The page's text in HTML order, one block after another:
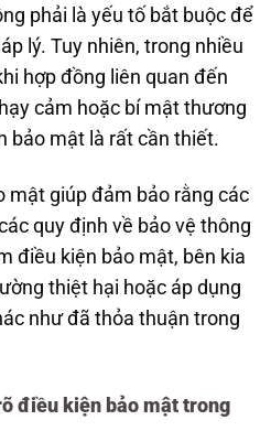
phải là yếu tố bắt buộc để
lý. Tuy nhiên, trong nhiều
hợp đồng liên quan đến
cảm hoặc bí mật thương
bảo mật là rất cần thiết.
mật giúp đảm bảo rằng các
quy định về bảo vệ thông
điều kiện bảo mật, bên kia
thiệt hại hoặc áp dụng
như đã thỏa thuận trong
điều kiện bảo mật trong